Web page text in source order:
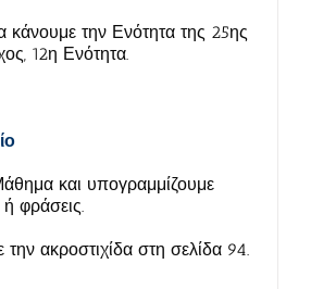
κάνουμε την Ενότητα της 25ης
12η Ενότητα.
και υπογραμμίζουμε
ή φράσεις.
ακροστιχίδα στη σελίδα 94.